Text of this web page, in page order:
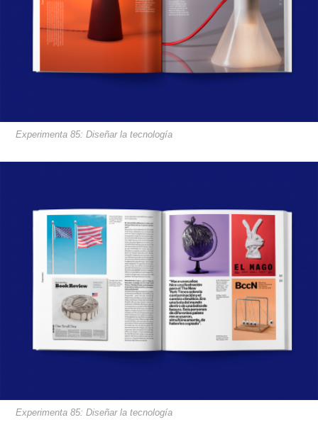
Experimenta 85: Diseñar la tecnología
Experimenta 85: Diseñar la tecnología